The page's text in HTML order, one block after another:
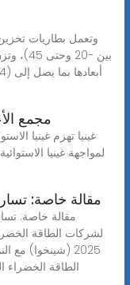
وتعمل بطاريات
مجمع
غينيا تهزم غينيا
لمواجهة غينيا
مقالة خاصة:
2025 (شينخوا)
الطاقة